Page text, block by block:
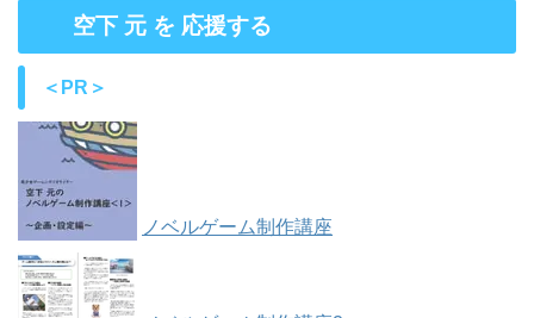
空下 元 を 応援する
＜PR＞
ノベルゲーム制作講座